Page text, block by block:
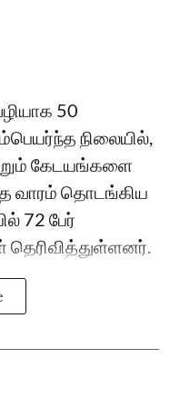
50
நிலையில்,
கேடயங்களை
வாரம் தொடங்கிய
72 பேர்
தெரிவித்துள்ளனர்.